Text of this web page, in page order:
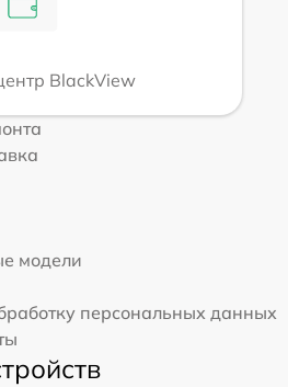
BlackView
модели
персональных данных